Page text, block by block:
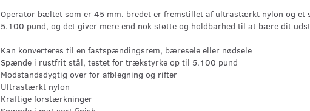
Operator bæltet som er 45 mm. bredet er fremstillet af ultrastærkt nylon og
5.100 pund, og det giver mere end nok støtte og holdbarhed til at bære dit
Kan konverteres til en fastspændingsrem, bæresele eller nødsele
Spænde i rustfrit stål, testet for trækstyrke op til 5.100 pund
Modstandsdygtig over for afblegning og rifter
Ultrastærkt nylon
Kraftige forstærkninger